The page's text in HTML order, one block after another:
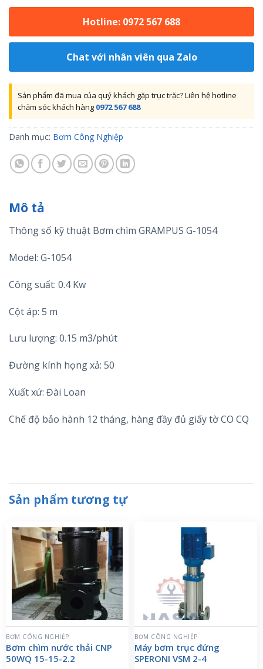
Hotline: 0972 567 688
Chat với nhân viên qua Zalo
Sản phẩm đã mua của quý khách gặp trục trặc? Liên hệ hotline
chăm sóc khách hàng 0972 567 688
Danh mục: Bơm Công Nghiệp
Mô tả
Thông số kỹ thuật Bơm chìm GRAMPUS G-1054
Model: G-1054
Công suất: 0.4 Kw
Cột áp: 5 m
Lưu lượng: 0.15 m3/phút
Đường kính họng xả: 50
Xuất xứ: Đài Loan
Chế độ bảo hành 12 tháng, hàng đầy đủ giấy tờ CO CQ
Sản phẩm tương tự
BƠM CÔNG NGHIỆP
Bơm chìm nước thải CNP
50WQ 15-15-2.2
BƠM CÔNG NGHIỆP
Máy bơm trục đứng
SPERONI VSM 2-4